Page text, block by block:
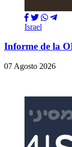
Israel
Informe de la
07 Agosto 2026